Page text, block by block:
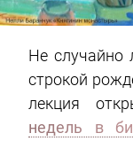
Не случайно
строкой
лекция
недель в